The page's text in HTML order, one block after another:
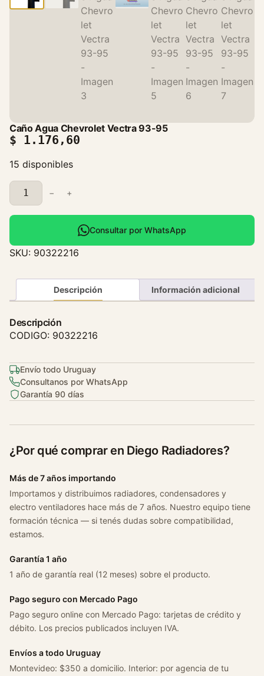
Caño Agua Chevrolet Vectra 93-95
$ 1.176,60
15 disponibles
C
a
ñ
A
g
C
e
v
o
l
e
V
c
r
a
9
3
9
5
a
n
t
d
a
− +
Consultar por WhatsApp
SKU: 90322216
Descripción Información adicional
Descripción
CODIGO: 90322216
Envío todo Uruguay
Consultanos por WhatsApp
Garantía 90 días
¿Por qué comprar en Diego Radiadores?
Más de 7 años importando
Importamos y distribuimos radiadores, condensadores y
electro ventiladores hace más de 7 años. Nuestro equipo tiene
formación técnica — si tenés dudas sobre compatibilidad,
estamos.
Garantía 1 año
1 año de garantía real (12 meses) sobre el producto.
Pago seguro con Mercado Pago
Pago seguro online con Mercado Pago: tarjetas de crédito y
débito. Los precios publicados incluyen IVA.
Envíos a todo Uruguay
Montevideo: $350 a domicilio. Interior: por agencia de tu